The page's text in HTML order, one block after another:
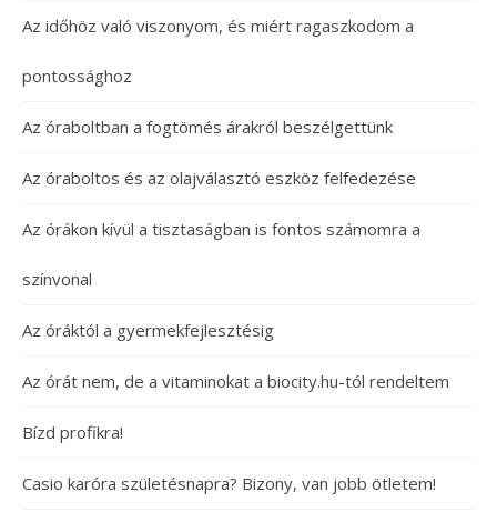
Az időhöz való viszonyom, és miért ragaszkodom a
pontossághoz
Az óraboltban a fogtömés árakról beszélgettünk
Az óraboltos és az olajválasztó eszköz felfedezése
Az órákon kívül a tisztaságban is fontos számomra a
színvonal
Az óráktól a gyermekfejlesztésig
Az órát nem, de a vitaminokat a biocity.hu-tól rendeltem
Bízd profikra!
Casio karóra születésnapra? Bizony, van jobb ötletem!